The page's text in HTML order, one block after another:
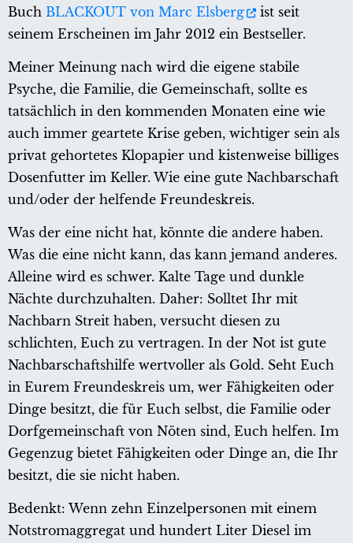
Buch BLACKOUT von Marc Elsberg
ist seit
seinem Erscheinen im Jahr 2012 ein Bestseller.
Meiner Meinung nach wird die eigene stabile
Psyche, die Familie, die Gemeinschaft, sollte es
tatsächlich in den kommenden Monaten eine wie
auch immer geartete Krise geben, wichtiger sein als
privat gehortetes Klopapier und kistenweise billiges
Dosenfutter im Keller. Wie eine gute Nachbarschaft
und/oder der helfende Freundeskreis.
Was der eine nicht hat, könnte die andere haben.
Was die eine nicht kann, das kann jemand anderes.
Alleine wird es schwer. Kalte Tage und dunkle
Nächte durchzuhalten. Daher: Solltet Ihr mit
Nachbarn Streit haben, versucht diesen zu
schlichten, Euch zu vertragen. In der Not ist gute
Nachbarschaftshilfe wertvoller als Gold. Seht Euch
in Eurem Freundeskreis um, wer Fähigkeiten oder
Dinge besitzt, die für Euch selbst, die Familie oder
Dorfgemeinschaft von Nöten sind, Euch helfen. Im
Gegenzug bietet Fähigkeiten oder Dinge an, die Ihr
besitzt, die sie nicht haben.
Bedenkt: Wenn zehn Einzelpersonen mit einem
Notstromaggregat und hundert Liter Diesel im